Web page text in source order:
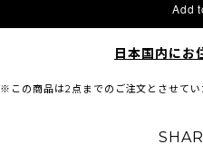
Add
日本国内にお
※この商品は2点までのご注文とさせてい